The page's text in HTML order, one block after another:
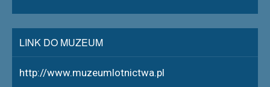
LINK DO MUZEUM
http://www.muzeumlotnictwa.pl